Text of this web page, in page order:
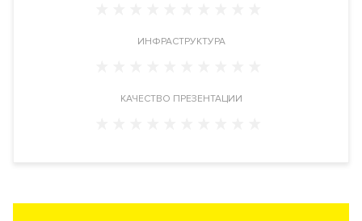
подсветкой и декоративным озером, деревьями и цветами.
ИНФРАСТРУКТУРА
КАЧЕСТВО ПРЕЗЕНТАЦИИ